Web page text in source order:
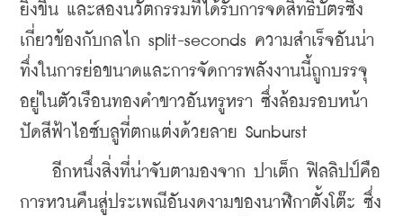
ยิ่งขึ้น และสองนวัตกรรมที่ได้รับการจดสิทธิบัตรซึ่ง
เกี่ยวข้องกับกลไก split-seconds ความสำเร็จอันน่า
ทึ่งในการย่อขนาดและการจัดการพลังงานนี้ถูกบรรจุ
อยู่ในตัวเรือนทองคำขาวอันหรูหรา ซึ่งล้อมรอบหน้า
ปัดสีฟ้าไอซ์บลูที่ตกแต่งด้วยลาย Sunburst
อีกหนึ่งสิ่งที่น่าจับตามองจาก ปาเต็ก ฟิลลิปป์คือ
การหวนคืนสู่ประเพณีอันงดงามของนาฬิกาตั้งโต๊ะ ซึ่ง